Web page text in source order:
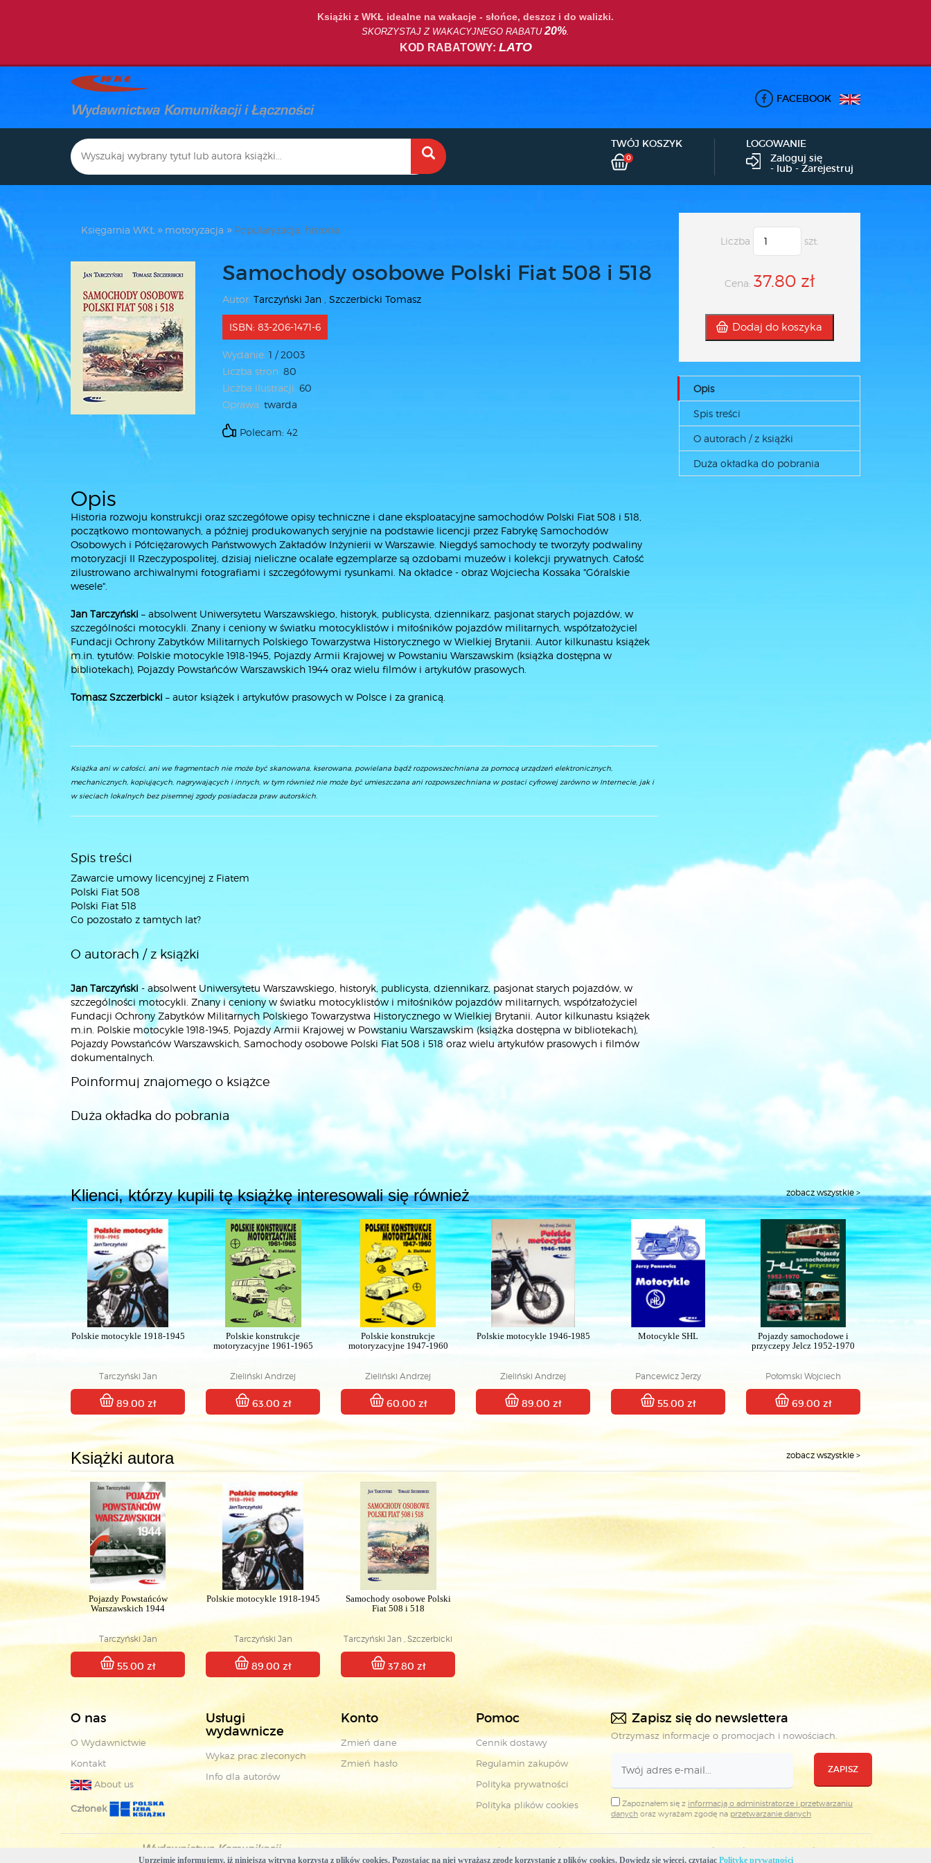
Książki z WKŁ idealne na wakacje - słońce, deszcz i do walizki.
SKORZYSTAJ Z WAKACYJNEGO RABATU20%.
KOD RABATOWY: LATO
FACEBOOK
TWÓJ KOSZYK
0
LOGOWANIE
Zaloguj się
- lub - Zarejestruj
Księgarnia WKŁ motoryzacja Popularyzacja, historia
Samochody osobowe Polski Fiat 508 i 518
Autor: Tarczyński Jan ,Szczerbicki Tomasz
ISBN: 83-206-1471-6
Wydanie: 1 / 2003
Liczba stron: 80
Liczba ilustracji: 60
Oprawa: twarda
Polecam: 42
Opis
Historia rozwoju konstrukcji oraz szczegółowe opisy techniczne i dane eksploatacyjne samochodów Polski Fiat 508 i 518,
początkowo montowanych, a później produkowanych seryjnie na podstawie licencji przez Fabrykę Samochodów
Osobowych i Półciężarowych Państwowych Zakładów Inżynierii w Warszawie. Niegdyś samochody te tworzyły podwaliny
motoryzacji II Rzeczypospolitej, dzisiaj nieliczne ocalałe egzemplarze są ozdobami muzeów i kolekcji prywatnych. Całość
zilustrowano archiwalnymi fotografiami i szczegółowymi rysunkami. Na okładce - obraz Wojciecha Kossaka "Góralskie
wesele".
Jan Tarczyński – absolwent Uniwersytetu Warszawskiego, historyk, publicysta, dziennikarz, pasjonat starych pojazdów, w
szczególności motocykli. Znany i ceniony w światku motocyklistów i miłośników pojazdów militarnych, współzałożyciel
Fundacji Ochrony Zabytków Militarnych Polskiego Towarzystwa Historycznego w Wielkiej Brytanii. Autor kilkunastu książek
m.in. tytułów: Polskie motocykle 1918-1945 , Pojazdy Armii Krajowej w Powstaniu Warszawskim (książka dostępna w
bibliotekach), Pojazdy Powstańców Warszawskich 1944 oraz wielu filmów i artykułów prasowych.
Tomasz Szczerbicki – autor książek i artykułów prasowych w Polsce i za granicą.
Książka ani w całości, ani we fragmentach nie może być skanowana, kserowana, powielana bądź rozpowszechniana za pomocą urządzeń elektronicznych,
mechanicznych, kopiujących, nagrywających i innych, w tym również nie może być umieszczana ani rozpowszechniana w postaci cyfrowej zarówno w Internecie, jak i
w sieciach lokalnych bez pisemnej zgody posiadacza praw autorskich.
Spis treści
Zawarcie umowy licencyjnej z Fiatem
Polski Fiat 508
Polski Fiat 518
Co pozostało z tamtych lat?
O autorach / z książki
Jan Tarczyński - absolwent Uniwersytetu Warszawskiego, historyk, publicysta, dziennikarz, pasjonat starych pojazdów, w
szczególności motocykli. Znany i ceniony w światku motocyklistów i miłośników pojazdów militarnych, współzałożyciel
Fundacji Ochrony Zabytków Militarnych Polskiego Towarzystwa Historycznego w Wielkiej Brytanii. Autor kilkunastu książek
m.in. Polskie motocykle 1918-1945, Pojazdy Armii Krajowej w Powstaniu Warszawskim (książka dostępna w bibliotekach),
Pojazdy Powstańców Warszawskich, Samochody osobowe Polski Fiat 508 i 518 oraz wielu artykułów prasowych i filmów
dokumentalnych.
Poinformuj znajomego o książce
Duża okładka do pobrania
Liczba szt.
Cena: 37.80 zł
Dodaj do koszyka
Opis
Spis treści
O autorach / z książki
Duża okładka do pobrania
Klienci, którzy kupili tę książkę interesowali się również zobacz wszystkie >
Polskie motocykle 1918-1945
Tarczyński Jan
89.00 zł
Polskie konstrukcje
motoryzacyjne 1961-1965
Zieliński Andrzej
63.00 zł
Polskie konstrukcje
motoryzacyjne 1947-1960
Zieliński Andrzej
60.00 zł
Polskie motocykle 1946-1985
Zieliński Andrzej
89.00 zł
Motocykle SHL
Pancewicz Jerzy
55.00 zł
Pojazdy samochodowe i
przyczepy Jelcz 1952-1970
Połomski Wojciech
69.00 zł
Książki autora zobacz wszystkie >
Pojazdy Powstańców
Warszawskich 1944
Tarczyński Jan
55.00 zł
Polskie motocykle 1918-1945
Tarczyński Jan
89.00 zł
Samochody osobowe Polski
Fiat 508 i 518
Tarczyński Jan , Szczerbicki
Tomasz
37.80 zł
O nas
O Wydawnictwie
Kontakt
About us
Członek
Usługi
wydawnicze
Wykaz prac zleconych
Info dla autorów
Konto
Zmień dane
Zmień hasło
Pomoc
Cennik dostawy
Regulamin zakupów
Polityka prywatności
Polityka plików cookies
Zapisz się do newslettera
Otrzymasz informacje o promocjach i nowościach.
ZAPISZ
Zapoznałem się z informacją o administratorze i przetwarzaniu
danych oraz wyrażam zgodę na przetwarzanie danych
Copyright © Wydawnictwa Komunikacji i Łączności Projekt i realizacja: WKŁ & Plovedesign
Uprzejmie informujemy, iż niniejsza witryna korzysta z plików cookies. Pozostając na niej wyrażasz zgodę korzystanie z plików cookies. Dowiedz się więcej, czytając Politykę prywatności